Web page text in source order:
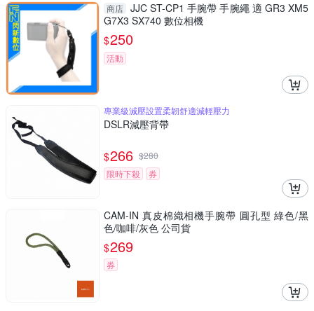
商店 JJC ST-CP1 手腕帶 手腕繩 適 GR3 XM5
G7X3 SX740 數位相機
$250
活動
專業級減壓設置柔韌舒適減輕壓力
DSLR減壓背帶
$266 $280
限時下殺
券
CAM-IN 真皮棉織相機手腕帶 圓孔型 綠色/黑
色/咖啡/灰色 公司貨
$269
券